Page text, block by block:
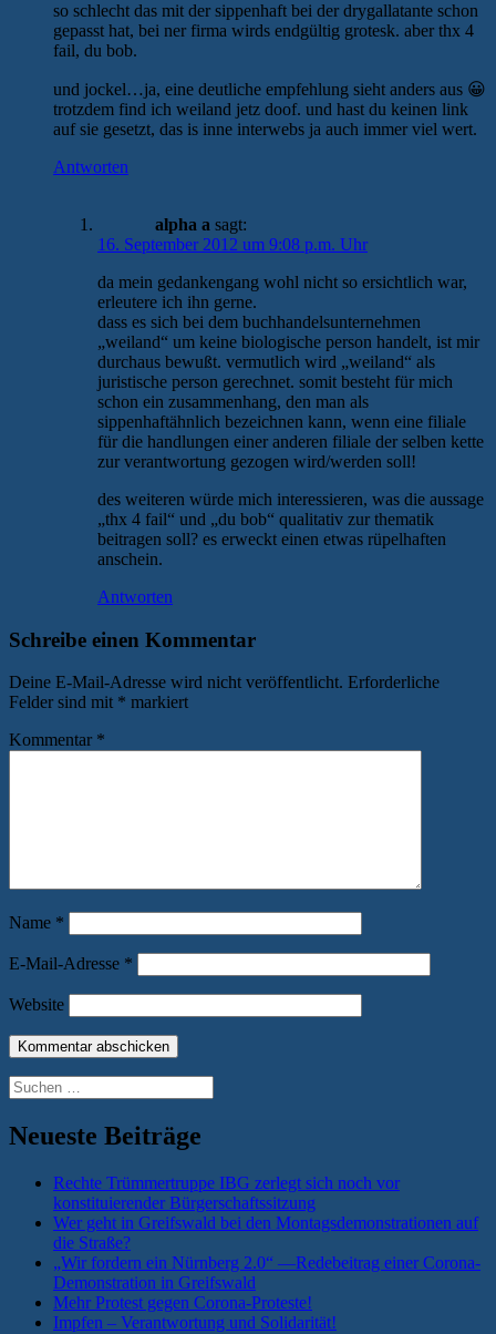
so schlecht das mit der sippenhaft bei der drygallatante schon
gepasst hat, bei ner firma wirds endgültig grotesk. aber thx 4
fail, du bob.
und jockel…ja, eine deutliche empfehlung sieht anders aus 😀
trotzdem find ich weiland jetz doof. und hast du keinen link
auf sie gesetzt, das is inne interwebs ja auch immer viel wert.
Antworten
alpha a sagt:
16. September 2012 um 9:08 p.m. Uhr
da mein gedankengang wohl nicht so ersichtlich war,
erleutere ich ihn gerne.
dass es sich bei dem buchhandelsunternehmen
„weiland“ um keine biologische person handelt, ist mir
durchaus bewußt. vermutlich wird „weiland“ als
juristische person gerechnet. somit besteht für mich
schon ein zusammenhang, den man als
sippenhaftähnlich bezeichnen kann, wenn eine filiale
für die handlungen einer anderen filiale der selben kette
zur verantwortung gezogen wird/werden soll!
des weiteren würde mich interessieren, was die aussage
„thx 4 fail“ und „du bob“ qualitativ zur thematik
beitragen soll? es erweckt einen etwas rüpelhaften
anschein.
Antworten
Schreibe einen Kommentar
Deine E-Mail-Adresse wird nicht veröffentlicht. Erforderliche
Felder sind mit * markiert
Kommentar *
Name *
E-Mail-Adresse *
Website
Suchen
nach:
Neueste Beiträge
Rechte Trümmertruppe IBG zerlegt sich noch vor
konstituierender Bürgerschaftssitzung
Wer geht in Greifswald bei den Montagsdemonstrationen auf
die Straße?
„Wir fordern ein Nürnberg 2.0“ —Redebeitrag einer Corona-
Demonstration in Greifswald
Mehr Protest gegen Corona-Proteste!
Impfen – Verantwortung und Solidarität!